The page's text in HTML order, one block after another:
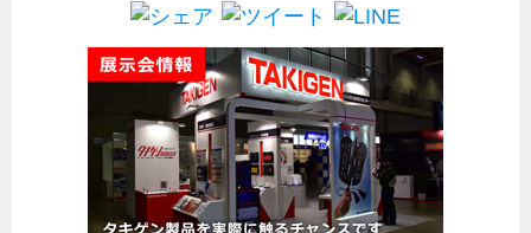
ハイセキュリティ錠前TAKシリーズ
staffシリーズ
CFRP（炭素繊維強化プラスチック）
CATEGORY ソリューション